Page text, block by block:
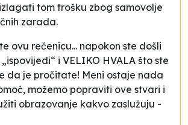
tom trošku zbog samovolje
zarada.
ovu rečenicu... napokon ste došli
i VELIKO HVALA što ste
da je pročitate! Meni ostaje nada
možemo popraviti ove stvari i
obrazovanje kakvo zaslužuju -